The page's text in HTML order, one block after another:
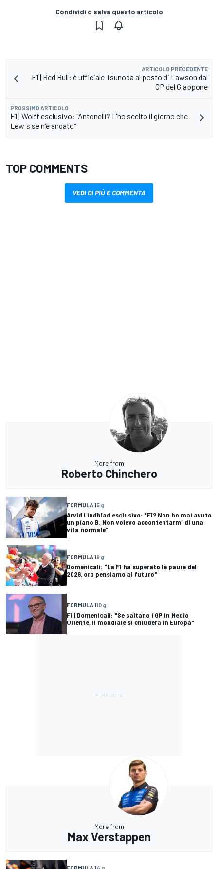
Condividi o salva questo articolo
ARTICOLO PRECEDENTE
F1 | Red Bull: è ufficiale Tsunoda al posto di Lawson dal
GP del Giappone
PROSSIMO ARTICOLO
F1 | Wolff esclusivo: "Antonelli? L'ho scelto il giorno che
Lewis se n'è andato"
TOP COMMENTS
VEDI DI PIÙ E COMMENTA
More from
Roberto Chinchero
FORMULA 15 g
Arvid Lindblad esclusivo: "F1? Non ho mai avuto
un piano B. Non volevo accontentarmi di una
vita normale"
FORMULA 19 g
Domenicali: "La F1 ha superato le paure del
2026, ora pensiamo al futuro"
FORMULA 110 g
F1 | Domenicali: "Se saltano i GP in Medio
Oriente, il mondiale si chiuderà in Europa"
More from
Max Verstappen
FORMULA 14 g